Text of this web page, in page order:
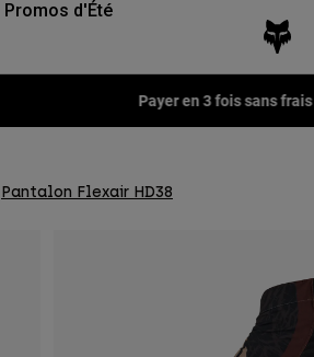
Promos d'Été
Fox LAB Capsule Collection -
Pantalon Flexair HD38